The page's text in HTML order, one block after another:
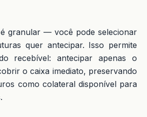
granular — você pode selecionar
quer antecipar. Isso permite
recebível: antecipar apenas o
o caixa imediato, preservando
como colateral disponível para